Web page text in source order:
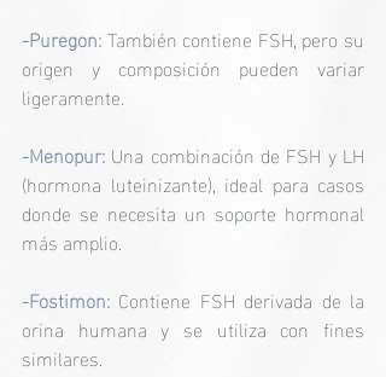
-Puregon: También contiene FSH, pero su
origen y composición pueden variar
ligeramente.
-Menopur: Una combinación de FSH y LH
(hormona luteinizante), ideal para casos
donde se necesita un soporte hormonal
más amplio.
-Fostimon: Contiene FSH derivada de la
orina humana y se utiliza con fines
similares.